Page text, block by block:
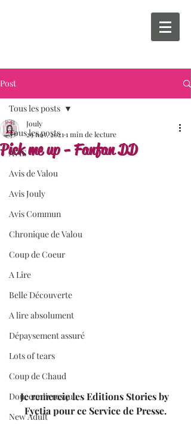
Post
Tous les posts
AVIS
Avis de Valou
Avis Jouly
Avis Commun
Chronique de Valou
Coup de Coeur
A Lire
Belle Découverte
A lire absolument
Dépaysement assuré
Lots of tears
Coup de Chaud
Douceur livresque
New Adult
Tous les posts
Pick me up - Fanfan DD
Jouly
29 nov. 2021 1 min de lecture
Je remercie les Editions Stories by
Fyctia pour ce Service de Presse.